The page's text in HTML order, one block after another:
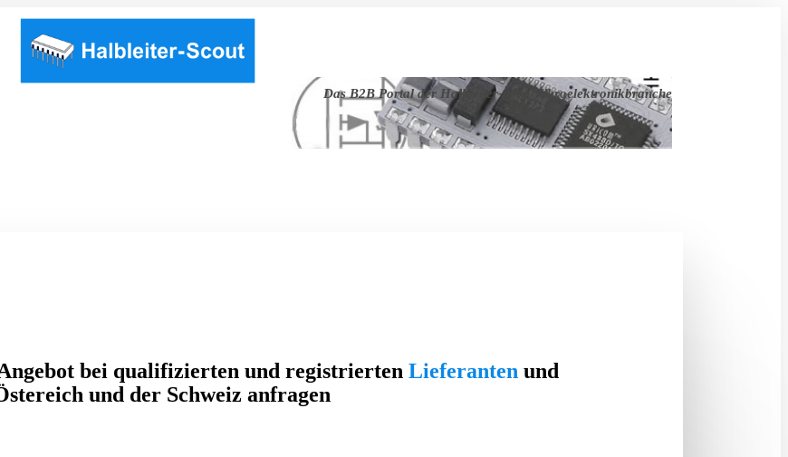
Das B2B Portal der Halbleiter- und Mikroelektronikbranche
bei qualifizierten und registrierten Lieferanten und
und der Schweiz anfragen